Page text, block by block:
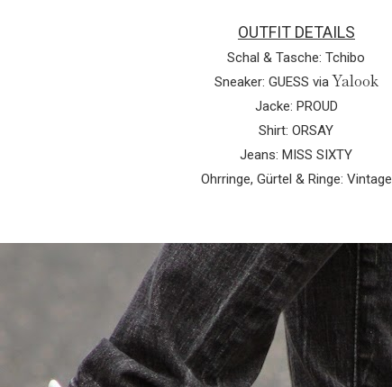
OUTFIT DETAILS
Schal & Tasche: Tchibo
Sneaker: GUESS via Yalook
Jacke: PROUD
Shirt: ORSAY
Jeans: MISS SIXTY
Ohrringe, Gürtel & Ringe: Vintage